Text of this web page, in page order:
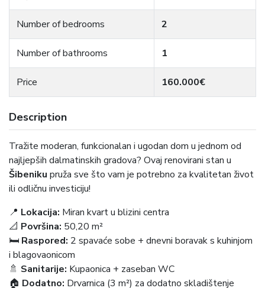
Number of bedrooms 2
Number of bathrooms 1
Price 160.000€
Description
Tražite moderan, funkcionalan i ugodan dom u jednom od
najljepših dalmatinskih gradova? Ovaj renovirani stan u
Šibeniku pruža sve što vam je potrebno za kvalitetan život
ili odličnu investiciju!
📍 Lokacija: Miran kvart u blizini centra
📐 Površina: 50,20 m²
🛏 Raspored: 2 spavaće sobe + dnevni boravak s kuhinjom
i blagovaonicom
🚿 Sanitarije: Kupaonica + zaseban WC
🏠 Dodatno: Drvarnica (3 m²) za dodatno skladištenje